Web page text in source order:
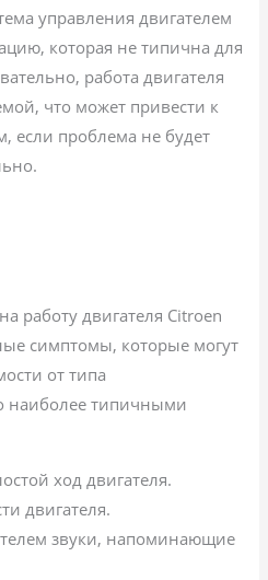
управления двигателем
которая не типична для
работа двигателя
что может привести к
если проблема не будет
работу двигателя Citroen
симптомы, которые могут
от типа
наиболее типичными
ход двигателя.
двигателя.
звуки, напоминающие